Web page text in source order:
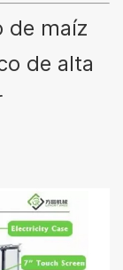
de maíz
de alta